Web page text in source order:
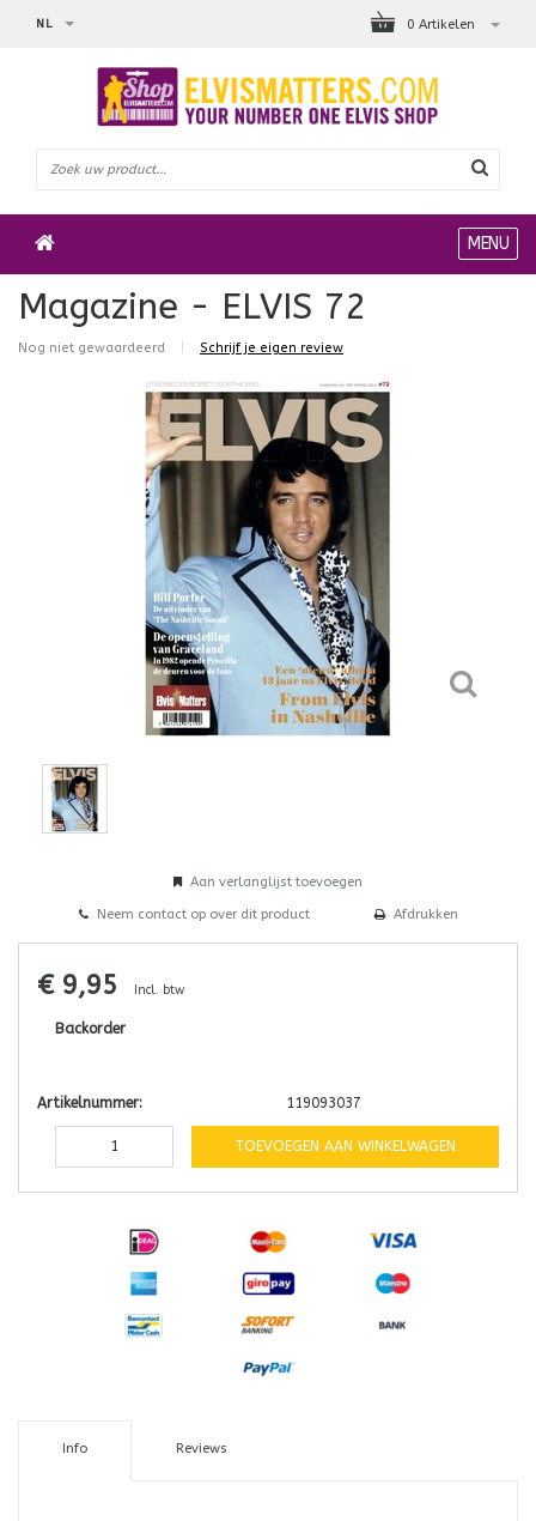
0 Artikelen
NL
MENU
Magazine - ELVIS 72
Nog niet gewaardeerd Schrijf je eigen review
Aan verlanglijst toevoegen
Neem contact op over dit product Afdrukken
€ 9,95 Incl. btw
Backorder
Artikelnummer: 119093037
TOEVOEGEN AAN WINKELWAGEN
Info Reviews